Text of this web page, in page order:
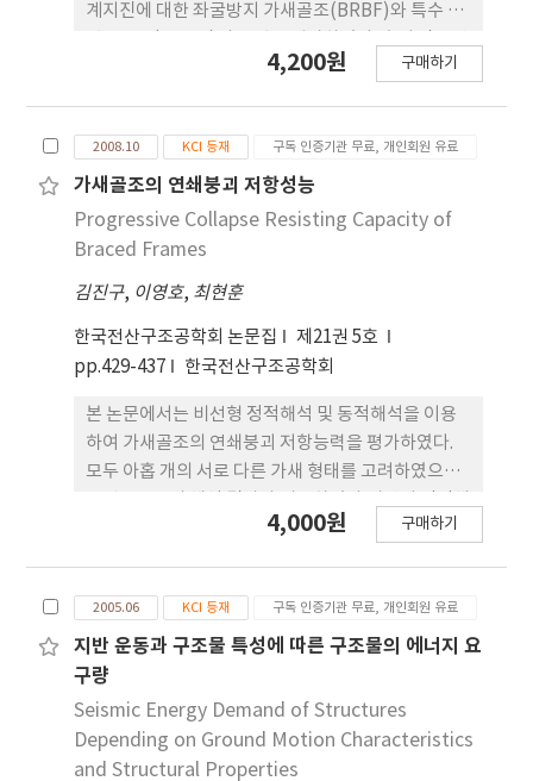
계지진에 대한 좌굴방지 가새골조(BRBF)와 특수 모
형은 구조물에 두 가지 방법으로 적용하였다. 첫 번째
방법은 소요 잔류층간 변형이 발생할 때까지 일방향
으로 가력한 다음 지진하중을 적용하였다. 해석결과
에 따르면 초기 잔류층간변위는 BRBF와 SMRF의 응
답에 큰 영향을 주었다. SMRF 시스템보다 BRBF의
지진발생 이후 보수비용을 최소화하기 위하여 잔류층
간변위를 줄이는 것이 필요하다.
4,200원 구매하기
2008.10 KCI 등재 구독 인증기관 무료, 개인회원 유료
가새골조의 연쇄붕괴 저항성능
Progressive Collapse Resisting Capacity of
Braced Frames
김진구, 이영호, 최현훈
한국전산구조공학회 논문집
제21권 5호
pp.429-437
한국전산구조공학회
본 논문에서는 비선형 정적해석 및 동적해석을 이용
하여 가새골조의 연쇄붕괴 저항능력을 평가하였다.
모두 아홉 개의 서로 다른 가새 형태를 고려하였으며,
석 결과에 따르면 현행 기준에 따라 설계된 저층 가새
부분 취성적인 파괴모드를 나타내었다. 특히 압축가
새가 좌굴한 후 인장가새가 인장력을 발휘하기 전에
취약한 층의 기둥이 좌굴하는 것으로 나타냈다.
Inverted-V형 가새골조의 경우가 가장 연성도 면에
서 우수한 것으로 나타났다. 동적 해석 결과에 따르면
모든 가새골조는 중앙에 위치한 기둥이 제거될 경우
4,000원 구매하기
2005.06 KCI 등재 구독 인증기관 무료, 개인회원 유료
지반 운동과 구조물 특성에 따른 구조물의 에너지 요
구량
Seismic Energy Demand of Structures
Depending on Ground Motion Characteristics
and Structural Properties